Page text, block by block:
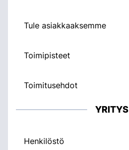
Tule asiakkaaksemme
Toimipisteet
Toimitusehdot
YRITYS
Henkilöstö